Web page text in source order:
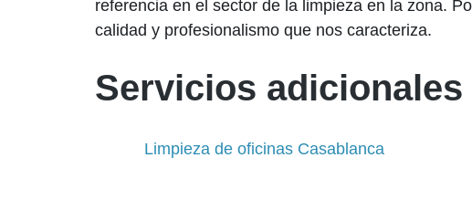
referencia en el sector de la limpieza en la zona.
calidad y profesionalismo que nos caracteriza.
Servicios
Limpieza de oficinas Casablanca